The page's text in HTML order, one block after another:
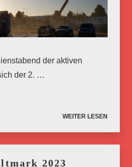
der aktiven
der 2. …
WEITER LESEN
2023